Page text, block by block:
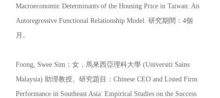
Macroeconomic Determinants of the Housing Price in Taiwan: An
Autoregressive Functional Relationship Model. 研究期間：4個
月。
Foong, Swee Sim：女，馬來西亞理科大學 (Universiti Sains
Malaysia) 助理教授。研究題目：Chinese CEO and Listed Firm
Performance in Southeast Asia: Empirical Studies on the Success